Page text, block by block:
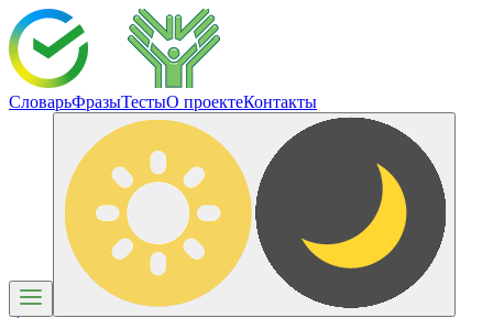
СловарьФразыТестыО проектеКонтакты